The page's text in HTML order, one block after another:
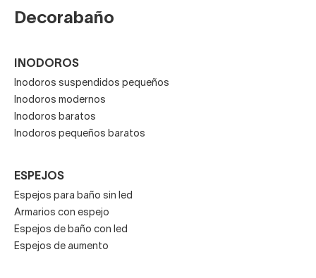
Decorabaño
INODOROS
Inodoros suspendidos pequeños
Inodoros modernos
Inodoros baratos
Inodoros pequeños baratos
ESPEJOS
Espejos para baño sin led
Armarios con espejo
Espejos de baño con led
Espejos de aumento